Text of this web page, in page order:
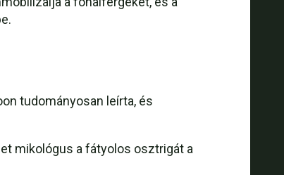
tudományosan leírta, és
mikológus a fátyolos osztrigát a